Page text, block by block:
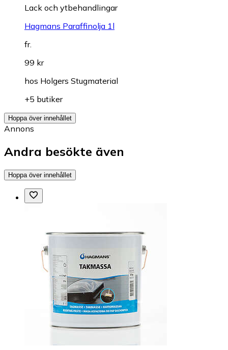
Lack och ytbehandlingar
Hagmans Paraffinolja 1l
fr.
99 kr
hos Holgers Stugmaterial
+5 butiker
Hoppa över innehållet
Annons
Andra besökte även
Hoppa över innehållet